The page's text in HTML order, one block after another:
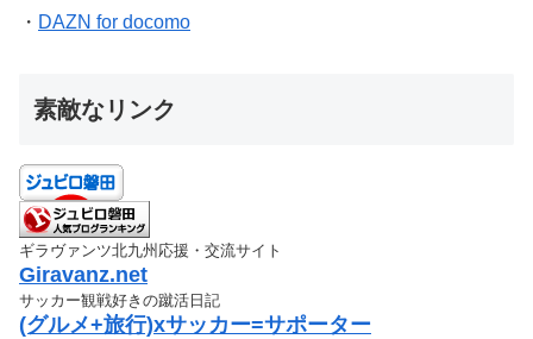
・ DAZN for docomo
素敵なリンク
ギラヴァンツ北九州応援・交流サイト
Giravanz.net
サッカー観戦好きの蹴活日記
(グルメ+旅行)xサッカー=サポーター